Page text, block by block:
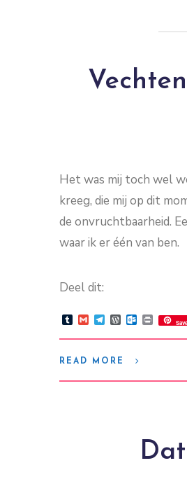
Het was mij toch wel
kreeg, die mij op dit
de onvruchtbaarheid.
waar ik er één van ben.
Deel dit:
TumblrGmailTelegram
WordPress
PrintSave
READ MORE